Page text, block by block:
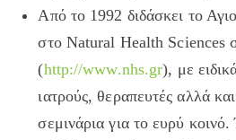
Από το 1992 διδάσκει το
στο Natural Health Sciences
(http://www.nhs.gr), με
ιατρούς, θεραπευτές αλλά
σεμινάρια για το ευρύ